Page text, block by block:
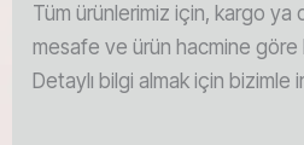
Tüm ürünlerimiz için, kargo ya
mesafe ve ürün hacmine göre
Detaylı bilgi almak için